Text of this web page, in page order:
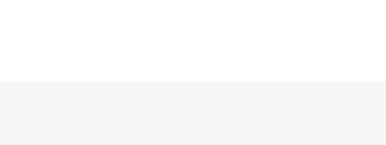
chcecie natknac sie na